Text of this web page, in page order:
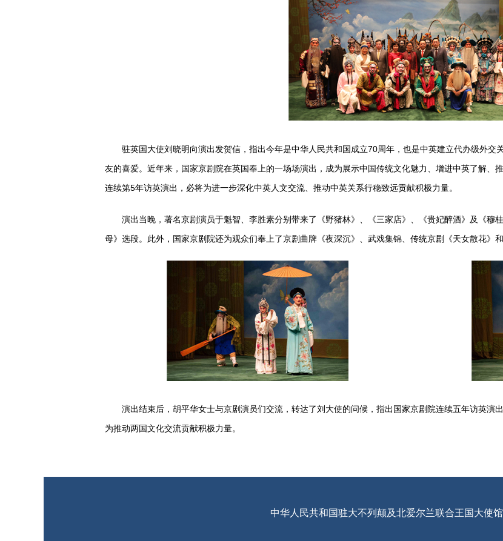
驻英国大使刘晓明向演出发贺信，指出今年是中华人民共和国成立70周年，也是中英建立代办级外交
友的喜爱。近年来，国家京剧院在英国奉上的一场场演出，成为展示中国传统文化魅力、增进中英了解、
连续第5年访英演出，必将为进一步深化中英人文交流、推动中英关系行稳致远贡献积极力量。
演出当晚，著名京剧演员于魁智、李胜素分别带来了《野猪林》、《三家店》、《贵妃醉酒》及《穆
母》选段。此外，国家京剧院还为观众们奉上了京剧曲牌《夜深沉》、武戏集锦、传统京剧《天女散花》
演出结束后，胡平华女士与京剧演员们交流，转达了刘大使的问候，指出国家京剧院连续五年访英演
为推动两国文化交流贡献积极力量。
中华人民共和国驻大不列颠及北爱尔兰联合王国大使